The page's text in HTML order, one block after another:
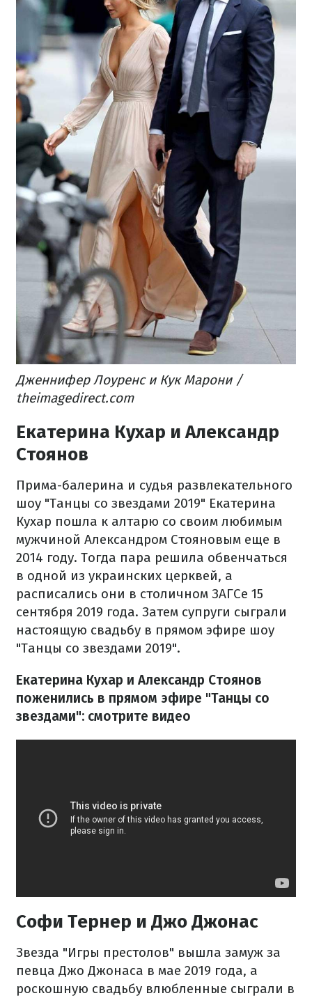
Дженнифер Лоуренс и Кук Марони /
theimagedirect.com
Екатерина Кухар и Александр
Стоянов
Прима-балерина и судья развлекательного
шоу "Танцы со звездами 2019" Екатерина
Кухар пошла к алтарю со своим любимым
мужчиной Александром Стояновым еще в
2014 году. Тогда пара решила обвенчаться
в одной из украинских церквей, а
расписались они в столичном ЗАГСе 15
сентября 2019 года. Затем супруги сыграли
настоящую свадьбу в прямом эфире шоу
"Танцы со звездами 2019".
Екатерина Кухар и Александр Стоянов
поженились в прямом эфире "Танцы со
звездами": смотрите видео
Софи Тернер и Джо Джонас
Звезда "Игры престолов" вышла замуж за
певца Джо Джонаса в мае 2019 года, а
роскошную свадьбу влюбленные сыграли в